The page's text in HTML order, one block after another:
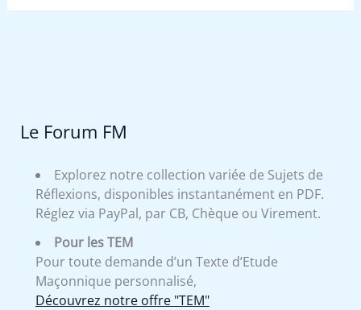
Le Forum FM
Explorez notre collection variée de Sujets de
Réflexions, disponibles instantanément en PDF.
Réglez via PayPal, par CB, Chèque ou Virement.
Pour les TEM
Pour toute demande d’un Texte d’Etude
Maçonnique personnalisé,
Découvrez notre offre "TEM"